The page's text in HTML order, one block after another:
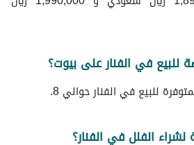
للبيع في الفنار على بيوت؟
للبيع في الفنار حوالي 8.
لشراء الفلل في الفنار؟